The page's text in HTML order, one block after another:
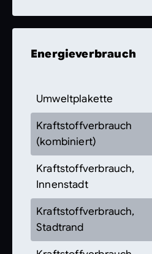
Energieverbrauch
Umweltplakette
Kraftstoffverbrauch
(kombiniert)
Kraftstoffverbrauch,
Innenstadt
Kraftstoffverbrauch,
Stadtrand